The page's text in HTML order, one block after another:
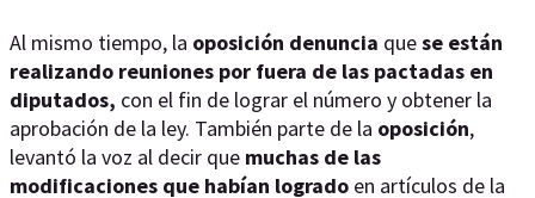
Al mismo tiempo, la oposición denuncia quese están
realizando reuniones por fuera de las pactadas en
diputados, con el fin de lograr el número y obtener la
aprobación de la ley. También parte de la oposición,
levantó la voz al decir que muchas de las
modificaciones que habían logrado en artículos de la